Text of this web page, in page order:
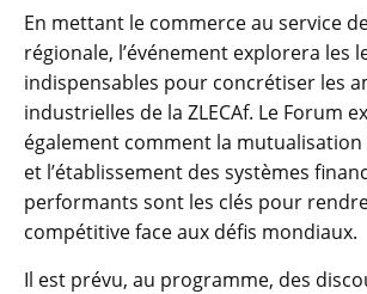
En mettant le commerce au service
régionale, l’événement explorera les
indispensables pour concrétiser les
industrielles de la ZLECAf. Le Forum
également comment la mutualisation
et l’établissement des systèmes
performants sont les clés pour
compétitive face aux défis mondiaux.
Il est prévu, au programme, des